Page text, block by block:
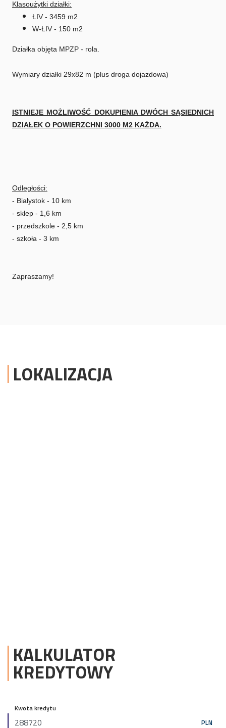
Klasoużytki działki:
ŁIV - 3459 m2
W-ŁIV - 150 m2
Działka objęta MPZP - rola.
Wymiary działki 29x82 m (plus droga dojazdowa)
ISTNIEJE MOŻLIWOŚĆ DOKUPIENIA DWÓCH SĄSIEDNICH
DZIAŁEK O POWIERZCHNI 3000 M2 KAŻDA.
Odległości:
- Białystok - 10 km
- sklep - 1,6 km
- przedszkole - 2,5 km
- szkoła - 3 km
Zapraszamy!
LOKALIZACJA
KALKULATOR
KREDYTOWY
Kwota kredytu
PLN